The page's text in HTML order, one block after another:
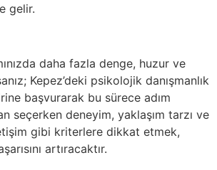
gelir.
daha fazla denge, huzur ve
Kepez’deki psikolojik danışmanlık
başvurarak bu sürece adım
seçerken deneyim, yaklaşım tarzı ve
gibi kriterlere dikkat etmek,
artıracaktır.